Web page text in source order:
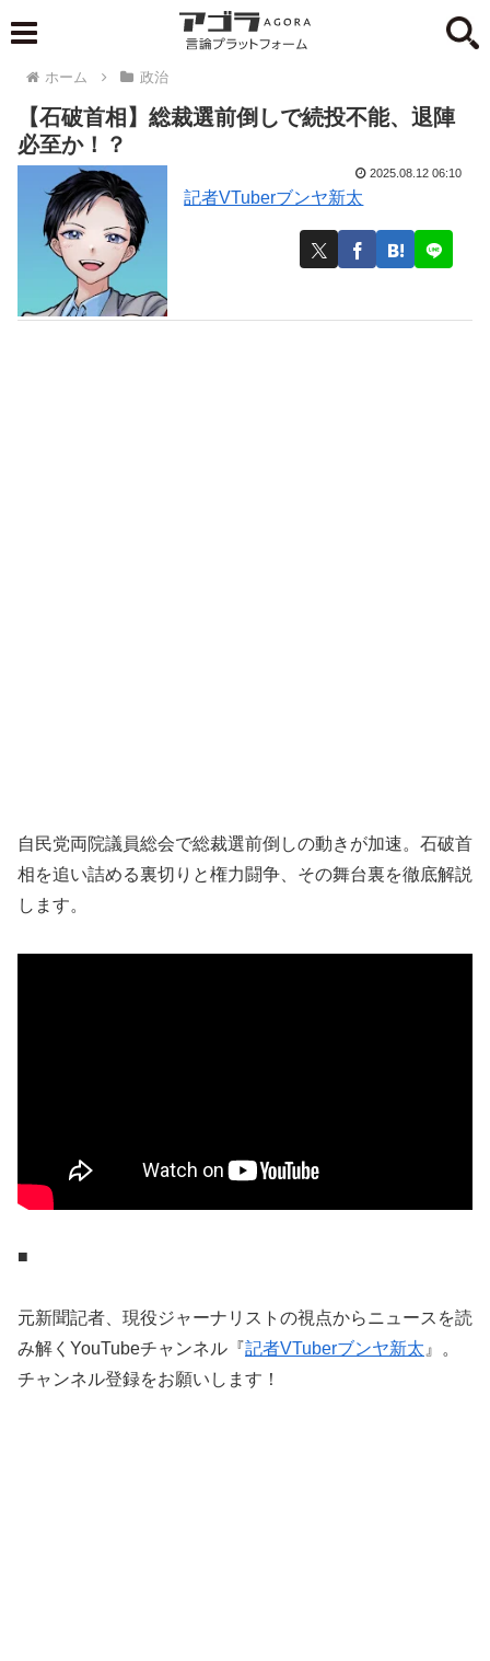
ホーム 政治
【石破首相】総裁選前倒しで続投不能、退陣
必至か！？
記者VTuberブンヤ新太
2025.08.12 06:10
自民党両院議員総会で総裁選前倒しの動きが加速。石破首
相を追い詰める裏切りと権力闘争、その舞台裏を徹底解説
します。
■
元新聞記者、現役ジャーナリストの視点からニュースを読
み解くYouTubeチャンネル『 記者VTuberブンヤ新太』。
チャンネル登録をお願いします！